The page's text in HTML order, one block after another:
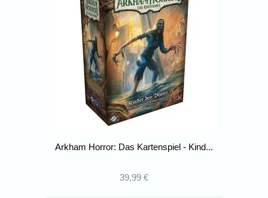
Arkham Horror: Das Kartenspiel - Kind...
39,99 €